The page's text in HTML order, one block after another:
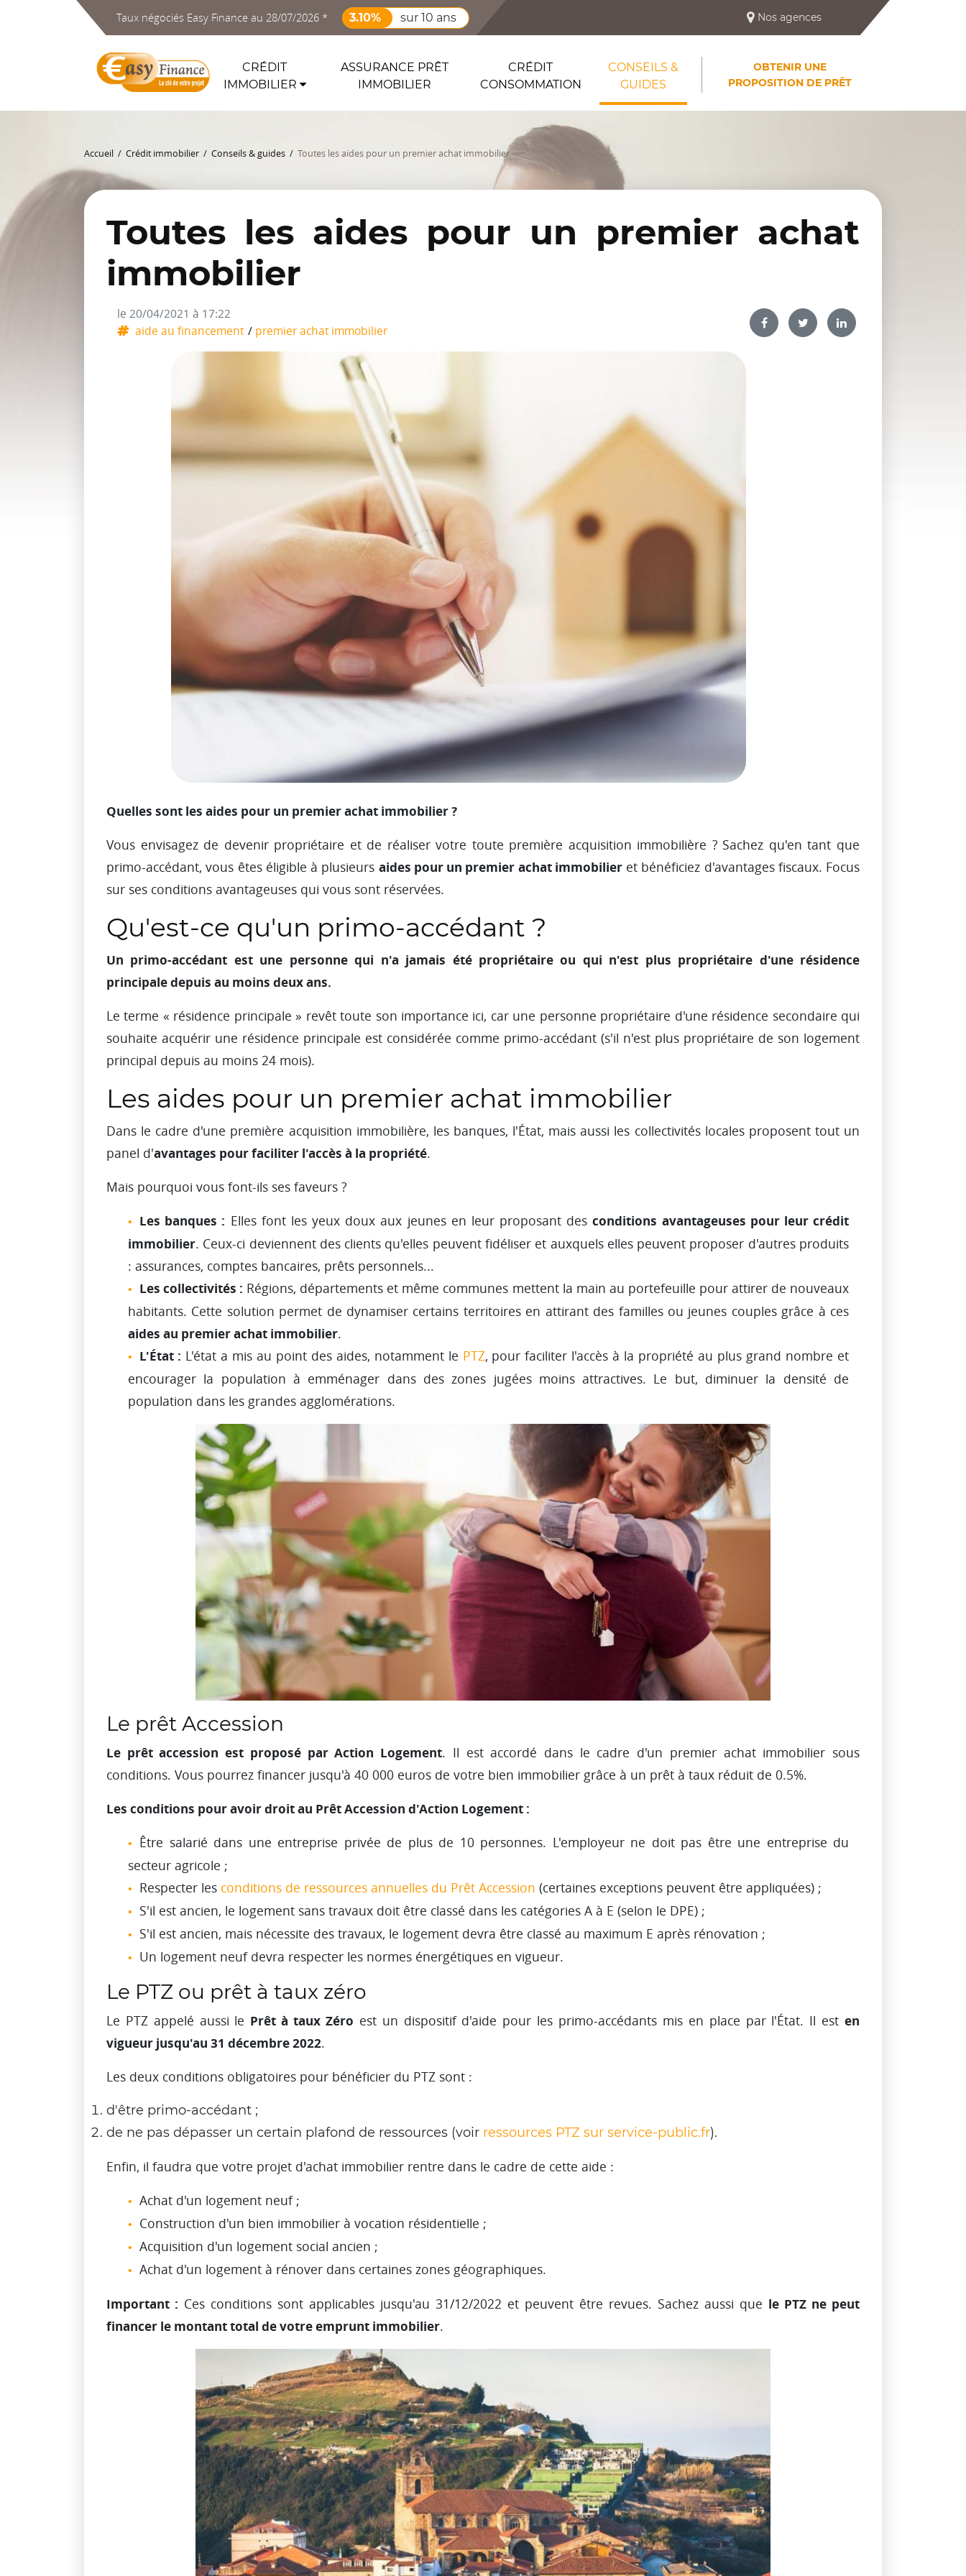
Taux négociés Easy Finance au 28/07/2026 * 3.10%
sur 10 ans
Nos agences
CRÉDIT
IMMOBILIER
ASSURANCE PRÊT
IMMOBILIER
CRÉDIT
CONSOMMATION
CONSEILS &
GUIDES
OBTENIR UNE
PROPOSITION DE PRÊT
Accueil Crédit immobilier Conseils & guides Toutes les aides pour un premier achat immobilier
Toutes les aides pour un premier achat
immobilier
le 20/04/2021 à 17:22
aide au financement
premier achat immobilier
Quelles sont les aides pour un premier achat immobilier ?
Vous envisagez de devenir propriétaire et de réaliser votre toute première acquisition immobilière ? Sachez qu'en tant que
primo-accédant, vous êtes éligible à plusieurs aides pour un premier achat immobilieret bénéficiez d'avantages fiscaux. Focus
sur ses conditions avantageuses qui vous sont réservées.
Qu'est-ce qu'un primo-accédant ?
Un primo-accédant est une personne qui n'a jamais été propriétaire ou qui n'est plus propriétaire d'une résidence
principale depuis au moins deux ans.
Le terme « résidence principale » revêt toute son importance ici, car une personne propriétaire d'une résidence secondaire qui
souhaite acquérir une résidence principale est considérée comme primo-accédant (s'il n'est plus propriétaire de son logement
principal depuis au moins 24 mois).
Les aides pour un premier achat immobilier
Dans le cadre d'une première acquisition immobilière, les banques, l'État, mais aussi les collectivités locales proposent tout un
panel d'avantages pour faciliter l'accès à la propriété.
Mais pourquoi vous font-ils ses faveurs ?
Les banques : Elles font les yeux doux aux jeunes en leur proposant desconditions avantageuses pour leur crédit
immobilier. Ceux-ci deviennent des clients qu'elles peuvent fidéliser et auxquels elles peuvent proposer d'autres produits
: assurances, comptes bancaires, prêts personnels...
Les collectivités : Régions, départements et même communes mettent la main au portefeuille pour attirer de nouveaux
habitants. Cette solution permet de dynamiser certains territoires en attirant des familles ou jeunes couples grâce à ces
aides au premier achat immobilier.
L'État : L'état a mis au point des aides, notamment le PTZ, pour faciliter l'accès à la propriété au plus grand nombre et
encourager la population à emménager dans des zones jugées moins attractives. Le but, diminuer la densité de
population dans les grandes agglomérations.
Le prêt Accession
Le prêt accession est proposé par Action Logement. Il est accordé dans le cadre d'un premier achat immobilier sous
conditions. Vous pourrez financer jusqu'à 40 000 euros de votre bien immobilier grâce à un prêt à taux réduit de 0.5%.
Les conditions pour avoir droit au Prêt Accession d'Action Logement :
Être salarié dans une entreprise privée de plus de 10 personnes. L'employeur ne doit pas être une entreprise du
secteur agricole ;
Respecter les conditions de ressources annuelles du Prêt Accession (certaines exceptions peuvent être appliquées) ;
S'il est ancien, le logement sans travaux doit être classé dans les catégories A à E (selon le DPE) ;
S'il est ancien, mais nécessite des travaux, le logement devra être classé au maximum E après rénovation ;
Un logement neuf devra respecter les normes énergétiques en vigueur.
Le PTZ ou prêt à taux zéro
Le PTZ appelé aussi le Prêt à taux Zéro est un dispositif d'aide pour les primo-accédants mis en place par l'État. Il esten
vigueur jusqu'au 31 décembre 2022.
Les deux conditions obligatoires pour bénéficier du PTZ sont :
d'être primo-accédant ;
de ne pas dépasser un certain plafond de ressources (voir ressources PTZ sur service-public.fr).
Enfin, il faudra que votre projet d'achat immobilier rentre dans le cadre de cette aide :
Achat d'un logement neuf ;
Construction d'un bien immobilier à vocation résidentielle ;
Acquisition d'un logement social ancien ;
Achat d'un logement à rénover dans certaines zones géographiques.
Important : Ces conditions sont applicables jusqu'au 31/12/2022 et peuvent être revues. Sachez aussi que le PTZ ne peut
financer le montant total de votre emprunt immobilier.